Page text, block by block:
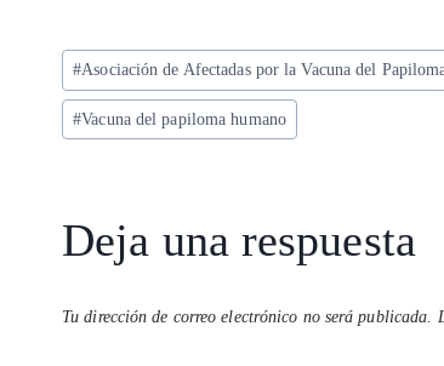
ts
A
p
eg
ra
m
eb
o
o
ke
dI
ai
l
re
Etiquetas
de
la
#Asociación de Afectadas por la Vacuna del
#Vacuna del papiloma humano
Deja una respuesta
Tu dirección de correo electrónico no será publicada.